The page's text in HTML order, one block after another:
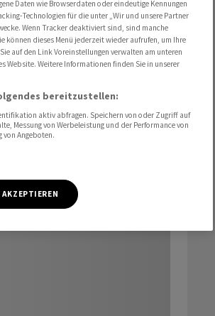
Daten wie Browserdaten oder eindeutige Kennungen
Technologien für die unter „Wir und unsere Partner
Wenn Tracker deaktiviert sind, sind manche
können dieses Menü jederzeit wieder aufrufen, um Ihre
auf den Link Voreinstellungen verwalten am unteren
Website. Weitere Informationen finden Sie in unserer
bereitzustellen:
aktiv abfragen. Speichern von oder Zugriff auf
Messung von Werbeleistung und der Performance von
Angeboten.
AKZEPTIEREN